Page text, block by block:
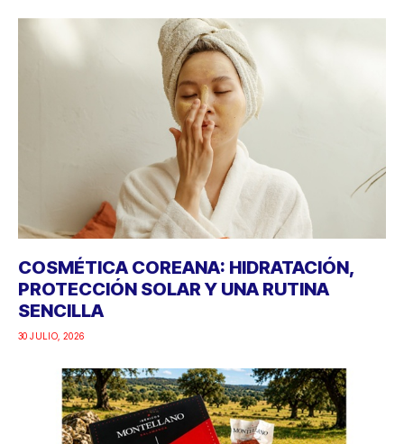
COSMÉTICA COREANA: HIDRATACIÓN,
PROTECCIÓN SOLAR Y UNA RUTINA
SENCILLA
30 JULIO, 2026